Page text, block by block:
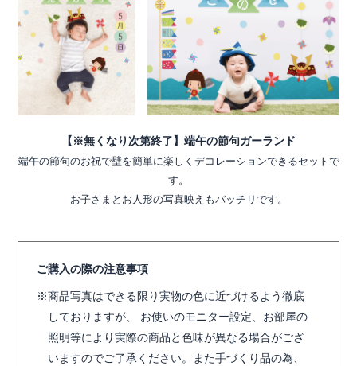
【※無くなり次第終了】端午の節句ガーランド
端午の節句のお祝で壁を簡単に楽しくデコレーションできるセットで
す。
お子さまとお人形の写真映えもバッチリです。
ご購入の際の注意事項
商品写真はできる限り実物の色に近づけるよう徹底
しておりますが、 お使いのモニター設定、お部屋の
照明等により実際の商品と色味が異なる場合がござ
いますのでご了承ください。また手づくり品の為、